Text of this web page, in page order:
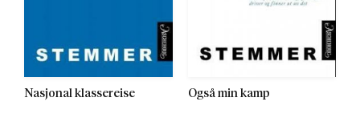
Nasjonal klassereise Også min kamp